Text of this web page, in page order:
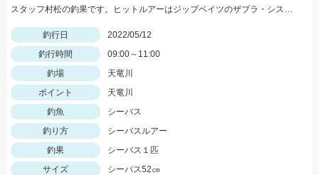
スタッフ村松の釣果です。ヒットルアーはジップベイツのザブラ・システムミノー9Fタイダルにて！
釣行日
2022/05/12
釣行時間
09:00～11:00
釣場
天竜川
ポイント
天竜川
釣魚
シーバス
釣り方
シーバスルアー
釣果
シーバス１匹
サイズ
シーバス52㎝